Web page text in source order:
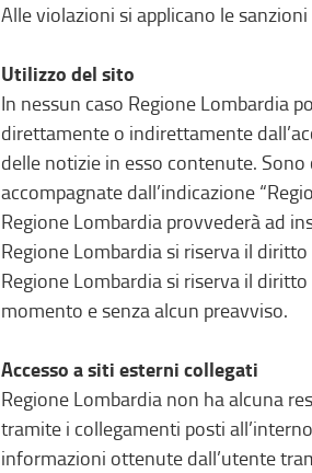
Alle violazioni si applicano le
Utilizzo del sito
In nessun caso Regione Lombardia
direttamente o indirettamente
delle notizie in esso contenute.
accompagnate dall’indicazione
Regione Lombardia provvederà ad
Regione Lombardia si riserva il
Regione Lombardia si riserva il
momento e senza alcun preavviso.
Accesso a siti esterni collegati
Regione Lombardia non ha alcuna
tramite i collegamenti posti
informazioni ottenute dall’utente